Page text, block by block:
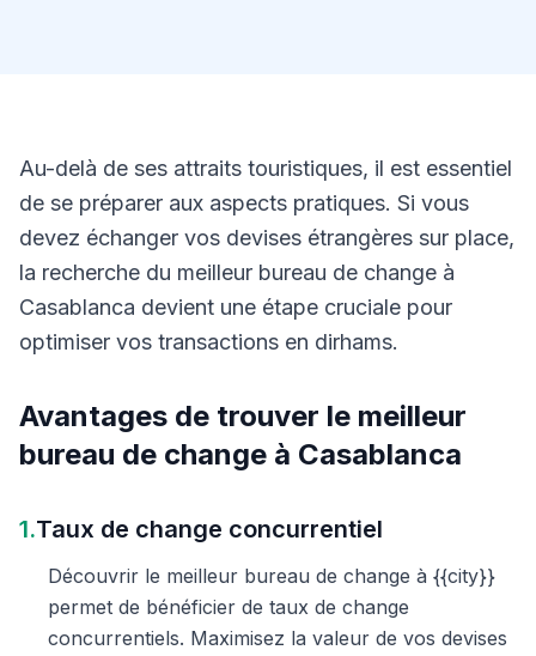
Au-delà de ses attraits touristiques, il est essentiel
de se préparer aux aspects pratiques. Si vous
devez échanger vos devises étrangères sur place,
la recherche du meilleur bureau de change à
Casablanca devient une étape cruciale pour
optimiser vos transactions en dirhams.
Avantages de trouver le meilleur
bureau de change à Casablanca
1.Taux de change concurrentiel
Découvrir le meilleur bureau de change à {{city}}
permet de bénéficier de taux de change
concurrentiels. Maximisez la valeur de vos devises